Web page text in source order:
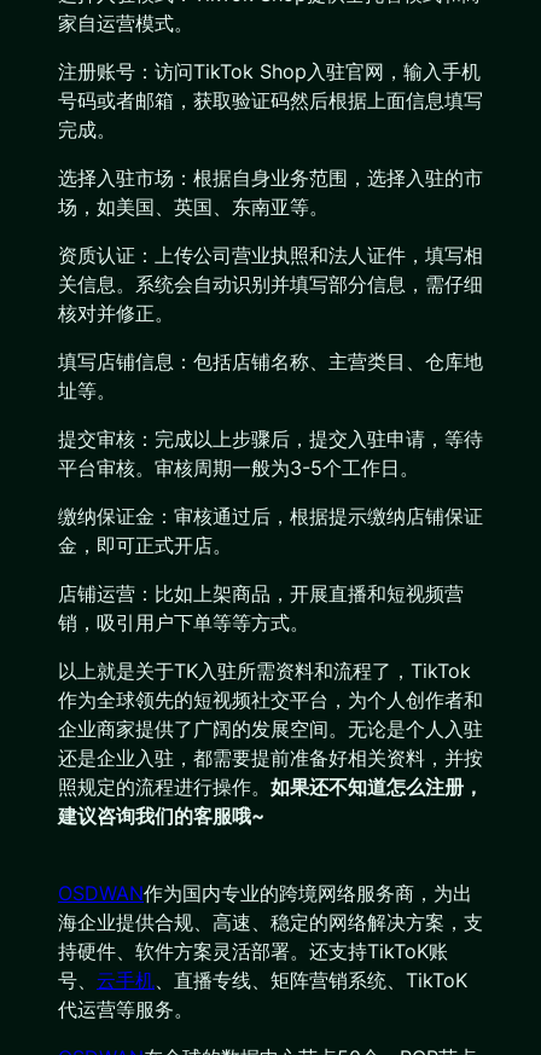
家自运营模式。
注册账号：访问TikTok Shop入驻官网，输入手机
号码或者邮箱，获取验证码然后根据上面信息填写
完成。
选择入驻市场：根据自身业务范围，选择入驻的市
场，如美国、英国、东南亚等。
资质认证：上传公司营业执照和法人证件，填写相
关信息。系统会自动识别并填写部分信息，需仔细
核对并修正。
填写店铺信息：包括店铺名称、主营类目、仓库地
址等。
提交审核：完成以上步骤后，提交入驻申请，等待
平台审核。审核周期一般为3-5个工作日。
缴纳保证金：审核通过后，根据提示缴纳店铺保证
金，即可正式开店。
店铺运营：比如上架商品，开展直播和短视频营
销，吸引用户下单等等方式。
以上就是关于TK入驻所需资料和流程了，TikTok
作为全球领先的短视频社交平台，为个人创作者和
企业商家提供了广阔的发展空间。无论是个人入驻
还是企业入驻，都需要提前准备好相关资料，并按
照规定的流程进行操作。 如果还不知道怎么注册，
建议咨询我们的客服哦~
OSDWAN作为国内专业的跨境网络服务商，为出
海企业提供合规、高速、稳定的网络解决方案，支
持硬件、软件方案灵活部署。还支持TikToK账
号、 云手机 、直播专线、矩阵营销系统、TikToK
代运营等服务。